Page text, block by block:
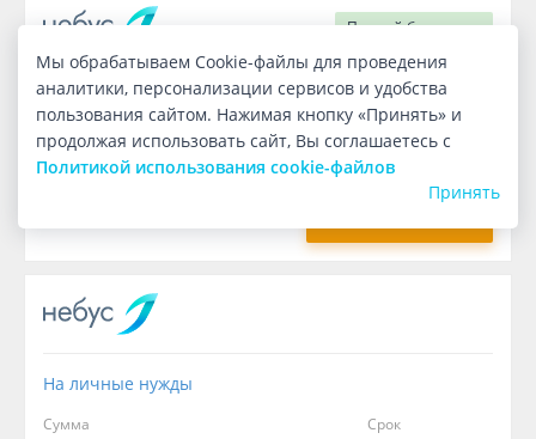
Первыйбесплатно
На личные нужды
Сумма
1 000
Срок
7дней
На личные нужды
Сумма Срок
Мы обрабатываем Cookie-файлы для проведения
аналитики, персонализации сервисов и удобства
пользования сайтом. Нажимая кнопку «Принять» и
продолжая использовать сайт, Вы соглашаетесь с
Политикой использования cookie-файлов
Принять